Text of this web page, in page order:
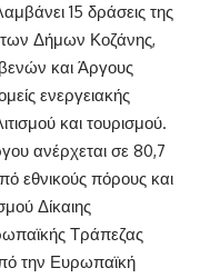
15 δράσεις της
των Δήμων Κοζάνης,
και Άργους
ενεργειακής
και τουρισμού.
ανέρχεται σε 80,7
εθνικούς πόρους και
Δίκαιης
Τράπεζας
την Ευρωπαϊκή